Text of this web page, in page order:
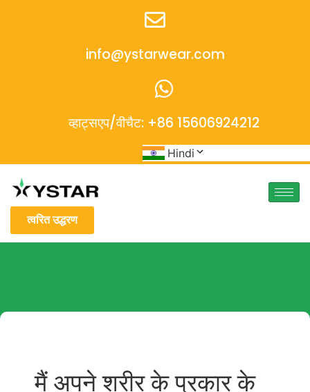
info@ystarwear.com
व्हाट्सएप/वीचैट: +86 15606924212
Hindi
त्वरित उद्धरण
मैं अपने शरीर के प्रकार के